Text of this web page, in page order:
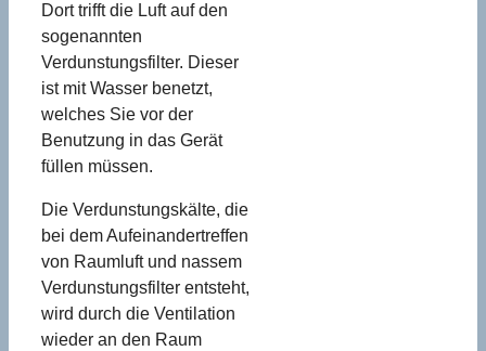
Dort trifft die Luft auf den
sogenannten
Verdunstungsfilter. Dieser
ist mit Wasser benetzt,
welches Sie vor der
Benutzung in das Gerät
füllen müssen.
Die Verdunstungskälte, die
bei dem Aufeinandertreffen
von Raumluft und nassem
Verdunstungsfilter entsteht,
wird durch die Ventilation
wieder an den Raum